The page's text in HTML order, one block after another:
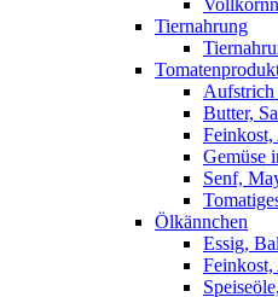
Tiernahrung
Aufstrich
Butter,
Feinkost,
Gemüse
Senf,
Ölkännchen
Essig,
Feinkost,